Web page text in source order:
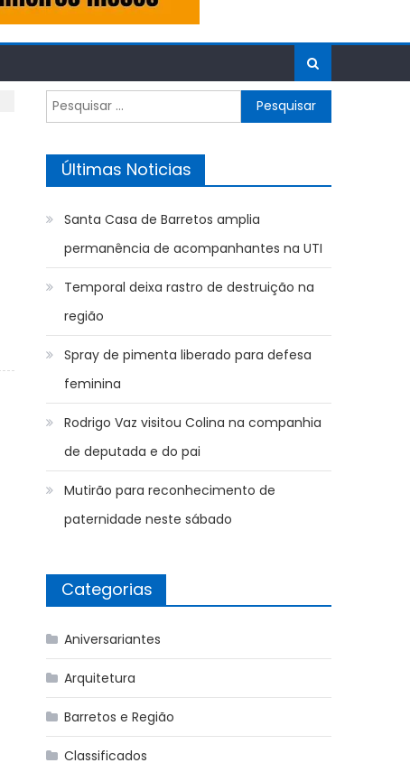
Pesquisar
por:
Últimas Noticias
Santa Casa de Barretos amplia
permanência de acompanhantes na UTI
Temporal deixa rastro de destruição na
região
Spray de pimenta liberado para defesa
feminina
Rodrigo Vaz visitou Colina na companhia
de deputada e do pai
Mutirão para reconhecimento de
paternidade neste sábado
Categorias
Aniversariantes
Arquitetura
Barretos e Região
Classificados